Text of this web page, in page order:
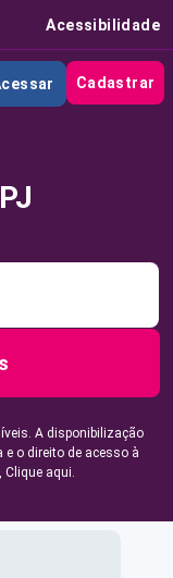
Acessibilidade
Cadastrar
A disponibilização
o direito de acesso à
Clique aqui.